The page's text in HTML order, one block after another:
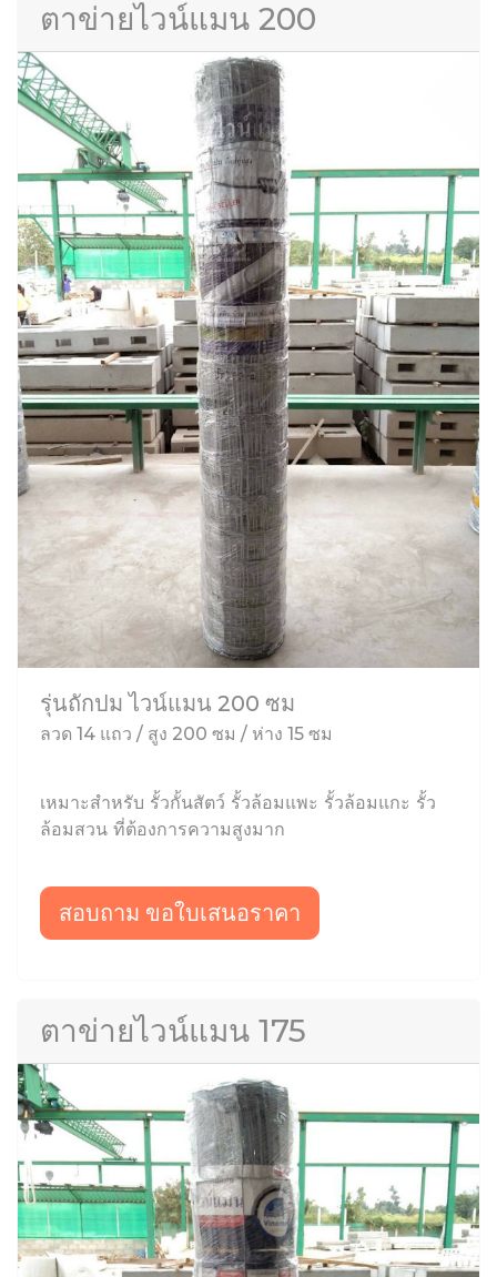
ตาข่ายไวน์แมน 200
รุ่นถักปม ไวน์แมน 200 ซม
ลวด 14 แถว / สูง 200 ซม / ห่าง 15 ซม
เหมาะสำหรับ รั้วกั้นสัตว์ รั้วล้อมแพะ รั้วล้อมแกะ รั้ว
ล้อมสวน ที่ต้องการความสูงมาก
สอบถาม ขอใบเสนอราคา
ตาข่ายไวน์แมน 175